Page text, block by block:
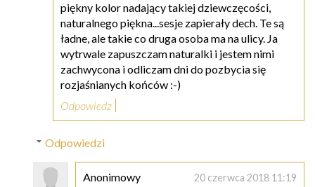
piękny kolor nadający takiej dziewczęcości,
naturalnego piękna...sesje zapierały dech. Te są
ładne, ale takie co druga osoba ma na ulicy. Ja
wytrwale zapuszczam naturalki i jestem nimi
zachwycona i odliczam dni do pozbycia się
rozjaśnianych końców :-)
Odpowiedz
Odpowiedzi
Anonimowy 20 czerwca 2018 11:19